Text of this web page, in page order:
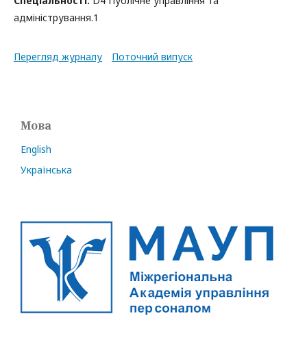
адміністрування.1
Перегляд журналу Поточний випуск
Мова
English
Українська